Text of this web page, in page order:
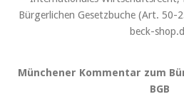
Münchener Kommentar zum
BGB